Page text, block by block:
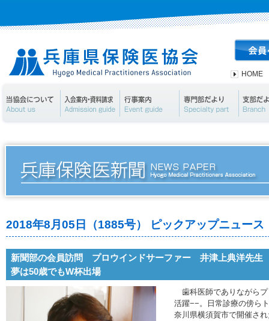
HOME
2018年8月05日（1885号） ピックアップニュース
新聞部の会員訪問 プロウインドサーファー 井津上典洋先生
夢は50歳でもW杯出場
歯科医師でありながら
活躍−−。日常診療の傍ら
奈川県横須賀市で開催さ